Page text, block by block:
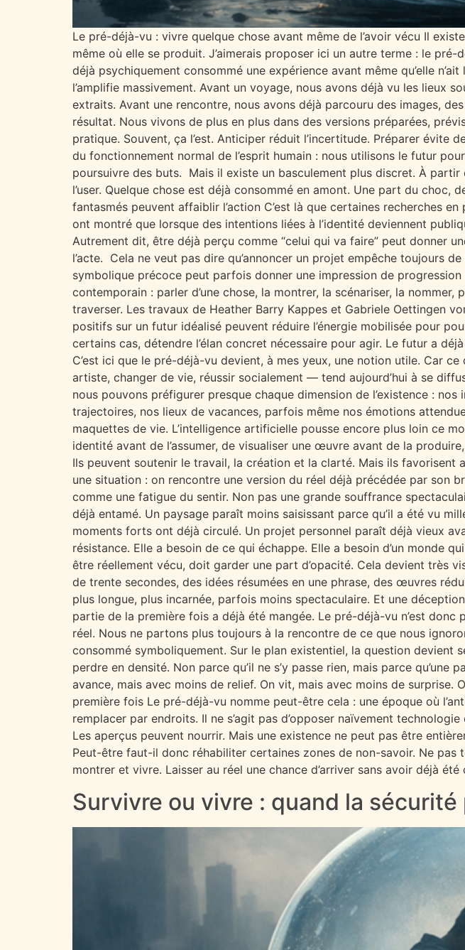
Le pré-déjà-vu : vivre quelque chose avant même de l’avoir vécu Il
même où elle se produit. J’aimerais proposer ici un autre terme : le pré-
déjà psychiquement consommé une expérience avant même qu’elle
l’amplifie massivement. Avant un voyage, nous avons déjà vu les lieux
extraits. Avant une rencontre, nous avons déjà parcouru des images,
résultat. Nous vivons de plus en plus dans des versions préparées,
pratique. Souvent, ça l’est. Anticiper réduit l’incertitude. Préparer évite
du fonctionnement normal de l’esprit humain : nous utilisons le futur
poursuivre des buts. Mais il existe un basculement plus discret. À partir
l’user. Quelque chose est déjà consommé en amont. Une part du
fantasmés peuvent affaiblir l’action C’est là que certaines recherches
ont montré que lorsque des intentions liées à l’identité deviennent
Autrement dit, être déjà perçu comme “celui qui va faire” peut donner
l’acte. Cela ne veut pas dire qu’annoncer un projet empêche toujours
symbolique précoce peut parfois donner une impression de
contemporain : parler d’une chose, la montrer, la scénariser, la
traverser. Les travaux de Heather Barry Kappes et Gabriele Oettingen
positifs sur un futur idéalisé peuvent réduire l’énergie mobilisée pour
certains cas, détendre l’élan concret nécessaire pour agir. Le futur a
C’est ici que le pré-déjà-vu devient, à mes yeux, une notion utile. Car
artiste, changer de vie, réussir socialement — tend aujourd’hui à se
nous pouvons préfigurer presque chaque dimension de l’existence :
trajectoires, nos lieux de vacances, parfois même nos émotions
maquettes de vie. L’intelligence artificielle pousse encore plus loin ce
identité avant de l’assumer, de visualiser une œuvre avant de la
Ils peuvent soutenir le travail, la création et la clarté. Mais ils favorisent
une situation : on rencontre une version du réel déjà précédée par son
comme une fatigue du sentir. Non pas une grande souffrance
déjà entamé. Un paysage paraît moins saisissant parce qu’il a été vu
moments forts ont déjà circulé. Un projet personnel paraît déjà vieux
résistance. Elle a besoin de ce qui échappe. Elle a besoin d’un monde
être réellement vécu, doit garder une part d’opacité. Cela devient très
de trente secondes, des idées résumées en une phrase, des œuvres
plus longue, plus incarnée, parfois moins spectaculaire. Et une
partie de la première fois a déjà été mangée. Le pré-déjà-vu n’est donc
réel. Nous ne partons plus toujours à la rencontre de ce que nous
consommé symboliquement. Sur le plan existentiel, la question
perdre en densité. Non parce qu’il ne s’y passe rien, mais parce
avance, mais avec moins de relief. On vit, mais avec moins de surprise.
première fois Le pré-déjà-vu nomme peut-être cela : une époque où
remplacer par endroits. Il ne s’agit pas d’opposer naïvement
Les aperçus peuvent nourrir. Mais une existence ne peut pas être
Peut-être faut-il donc réhabiliter certaines zones de non-savoir. Ne
montrer et vivre. Laisser au réel une chance d’arriver sans avoir déjà été
Survivre ou vivre : quand la